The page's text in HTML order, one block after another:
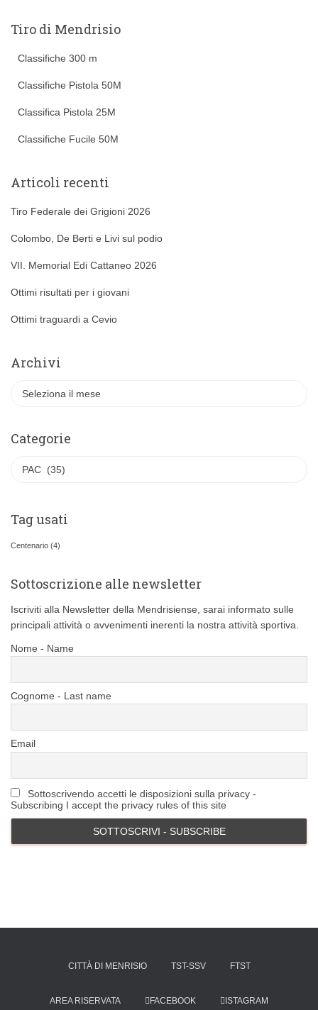
Tiro di Mendrisio
Classifiche 300 m
Classifiche Pistola 50M
Classifica Pistola 25M
Classifiche Fucile 50M
Articoli recenti
Tiro Federale dei Grigioni 2026
Colombo, De Berti e Livi sul podio
VII. Memorial Edi Cattaneo 2026
Ottimi risultati per i giovani
Ottimi traguardi a Cevio
Archivi
h
Categorie
g
o
e
Tag usati
Centenario (4)
Sottoscrizione alle newsletter
Iscriviti alla Newsletter della Mendrisiense, sarai informato sulle
principali attività o avvenimenti inerenti la nostra attività sportiva.
Nome - Name
Cognome - Last name
Email
Sottoscrivendo accetti le disposizioni sulla privacy -
Subscribing I accept the privacy rules of this site
CITTÀ DI MENRISIO TST-SSV FTST
AREA RISERVATA FACEBOOK ISTAGRAM